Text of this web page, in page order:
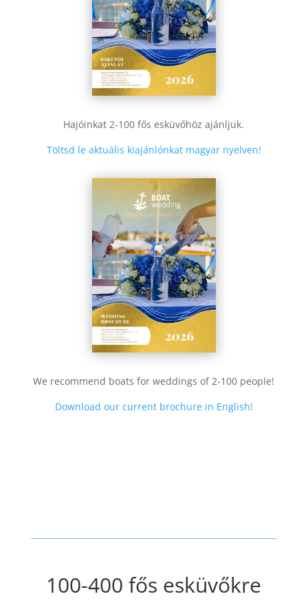
Hajóinkat 2-100 fős esküvőhöz ajánljuk.
Töltsd le aktuális kiajánlónkat magyar nyelven!
We recommend boats for weddings of 2-100 people!
Download our current brochure in English!
100-400 fős esküvőkre